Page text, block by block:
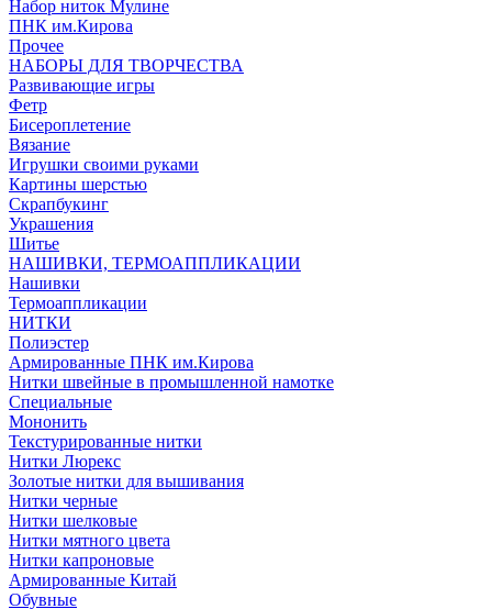
Набор ниток Мулине
ПНК им.Кирова
Прочее
НАБОРЫ ДЛЯ ТВОРЧЕСТВА
Развивающие игры
Фетр
Бисероплетение
Вязание
Игрушки своими руками
Картины шерстью
Скрапбукинг
Украшения
Шитье
НАШИВКИ, ТЕРМОАППЛИКАЦИИ
Нашивки
Термоаппликации
НИТКИ
Полиэстер
Армированные ПНК им.Кирова
Нитки швейные в промышленной намотке
Специальные
Мононить
Текстурированные нитки
Нитки Люрекс
Золотые нитки для вышивания
Нитки черные
Нитки шелковые
Нитки мятного цвета
Нитки капроновые
Армированные Китай
Обувные